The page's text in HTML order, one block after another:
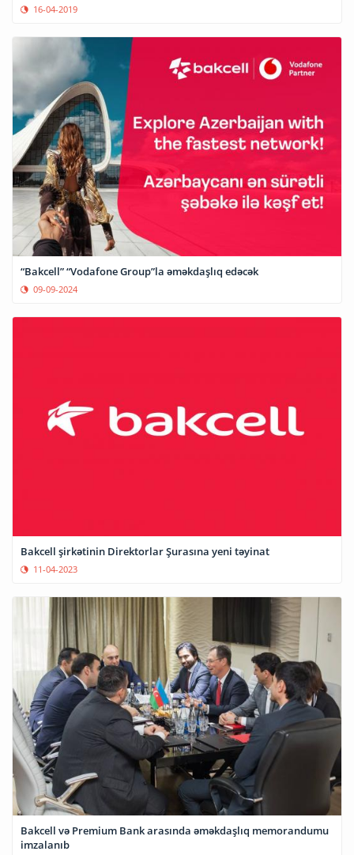
16-04-2019
“Bakcell” “Vodafone Group”la əməkdaşlıq edəcək
09-09-2024
Bakcell şirkətinin Direktorlar Şurasına yeni təyinat
11-04-2023
Bakcell və Premium Bank arasında əməkdaşlıq memorandumu
imzalanıb